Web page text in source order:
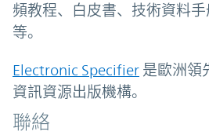
頻教程、白皮書、技術資料
等。
Electronic Specifier 是歐洲領
資訊資源出版機構。
聯絡